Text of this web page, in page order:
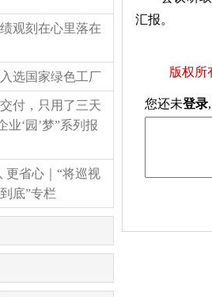
观刻在心里落在
选国家绿色工厂
付，只用了三天
业‘园’梦”系列报
更省心｜“将巡视
底”专栏
汇报。
版权所
您还未登录